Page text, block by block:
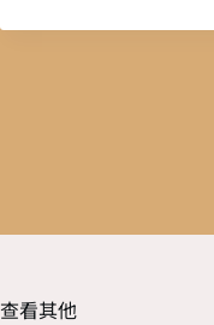
查看其他